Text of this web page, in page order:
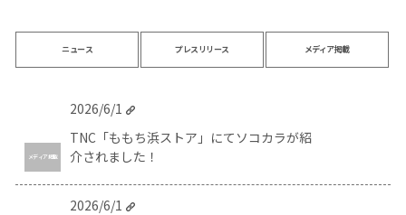
ニュース プレスリリース メディア掲載
メディア掲載
2026/6/1
TNC「ももち浜ストア」にてソコカラが紹
介されました！
2026/6/1